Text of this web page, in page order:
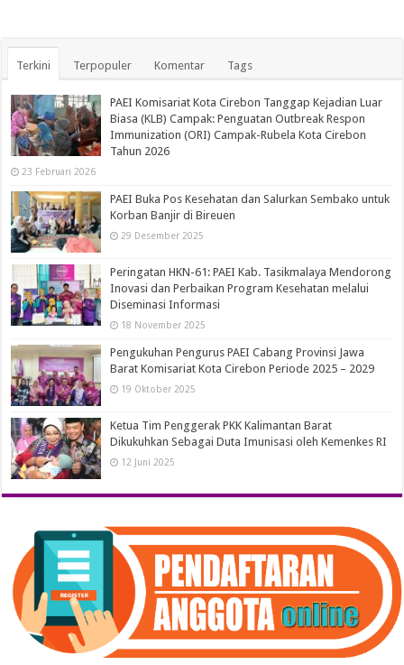
Terkini Terpopuler Komentar Tags
PAEI Komisariat Kota Cirebon Tanggap Kejadian Luar
Biasa (KLB) Campak: Penguatan Outbreak Respon
Immunization (ORI) Campak-Rubela Kota Cirebon
Tahun 2026
23 Februari 2026
PAEI Buka Pos Kesehatan dan Salurkan Sembako untuk
Korban Banjir di Bireuen
29 Desember 2025
Peringatan HKN-61: PAEI Kab. Tasikmalaya Mendorong
Inovasi dan Perbaikan Program Kesehatan melalui
Diseminasi Informasi
18 November 2025
Pengukuhan Pengurus PAEI Cabang Provinsi Jawa
Barat Komisariat Kota Cirebon Periode 2025 – 2029
19 Oktober 2025
Ketua Tim Penggerak PKK Kalimantan Barat
Dikukuhkan Sebagai Duta Imunisasi oleh Kemenkes RI
12 Juni 2025